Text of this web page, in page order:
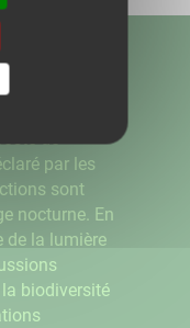
émise la
de
de
par les
sont
nocturne. En
de la lumière
biodiversité